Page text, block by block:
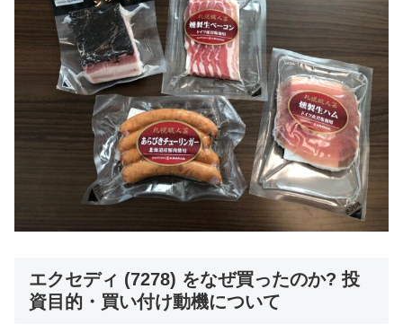
エクセディ (7278) をなぜ買ったのか? 投
資目的・買い付け動機について